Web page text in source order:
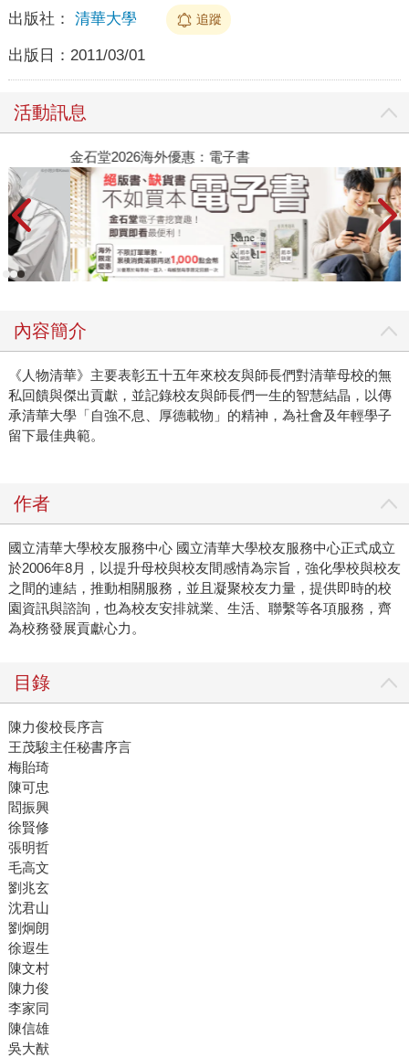
出版社： 清華大學 追蹤
出版日： 2011/03/01
活動訊息
金石堂2026海外優惠：電子書
內容簡介
《人物清華》主要表彰五十五年來校友與師長們對清華母校的無
私回饋與傑出貢獻，並記錄校友與師長們一生的智慧結晶，以傳
承清華大學「自強不息、厚德載物」的精神，為社會及年輕學子
留下最佳典範。
作者
國立清華大學校友服務中心 國立清華大學校友服務中心正式成立
於2006年8月，以提升母校與校友間感情為宗旨，強化學校與校友
之間的連結，推動相關服務，並且凝聚校友力量，提供即時的校
園資訊與諮詢，也為校友安排就業、生活、聯繫等各項服務，齊
為校務發展貢獻心力。
目錄
陳力俊校長序言
王茂駿主任秘書序言
梅貽琦
陳可忠
閻振興
徐賢修
張明哲
毛高文
劉兆玄
沈君山
劉炯朗
徐遐生
陳文村
陳力俊
李家同
陳信雄
吳大猷